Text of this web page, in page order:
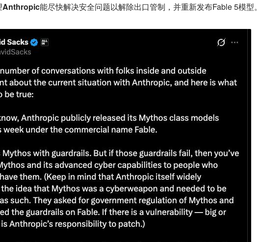
Anthropic能尽快解决安全问题以解除出口管制 ，并重新发布Fable 5模型。